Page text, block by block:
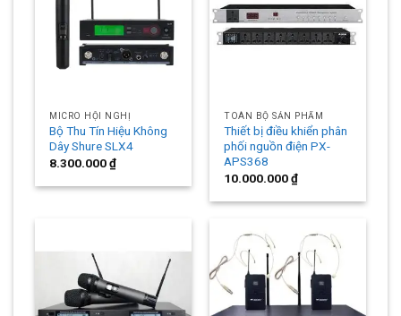
MICRO HỘI NGHỊ
Bộ Thu Tín Hiệu Không
Dây Shure SLX4
8.300.000₫
TOÀN BỘ SẢN PHẨM
Thiết bị điều khiển phân
phối nguồn điện PX-
APS368
10.000.000₫